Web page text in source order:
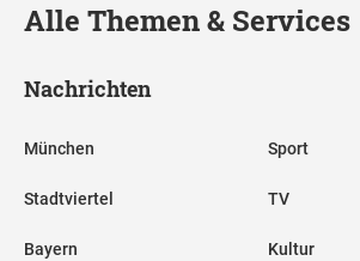
Alle Themen & Services
Nachrichten
München
Stadtviertel
Bayern
Sport
TV
Kultur